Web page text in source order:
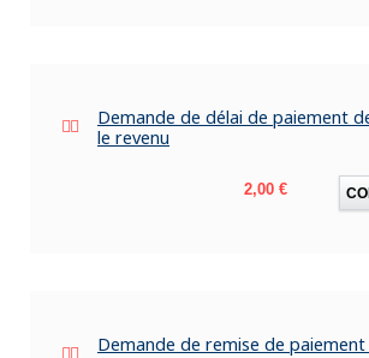
Demande de délai de paiement
le revenu
Prix
2,00 €
Demande de remise de